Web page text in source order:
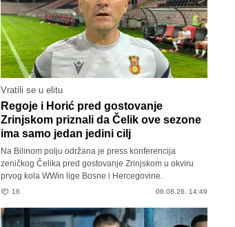
Vratili se u elitu
Regoje i Horić pred gostovanje
Zrinjskom priznali da Čelik ove sezone
ima samo jedan jedini cilj
Na Bilinom polju održana je press konferencija
zeničkog Čelika pred gostovanje Zrinjskom u okviru
prvog kola WWin lige Bosne i Hercegovine.
16 06.08.26. 14:49